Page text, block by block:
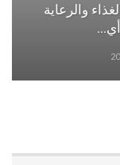
والرعاية
أي…